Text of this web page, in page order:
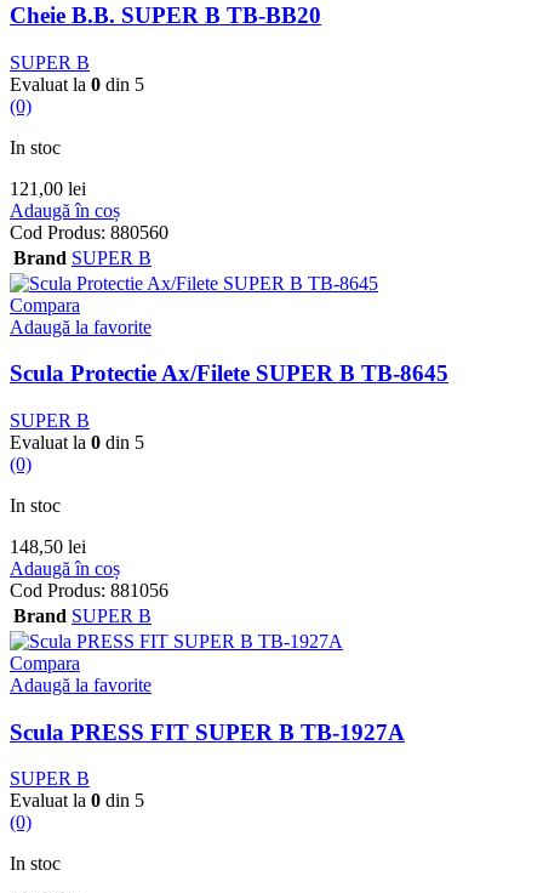
Cheie B.B. SUPER B TB-BB20
SUPER B
Evaluat la 0 din 5
(0)
In stoc
121,00 lei
Adaugă în coș
Cod Produs: 880560
Brand SUPER B
Compara
Adaugă la favorite
Scula Protectie Ax/Filete SUPER B TB-8645
SUPER B
Evaluat la 0 din 5
(0)
In stoc
148,50 lei
Adaugă în coș
Cod Produs: 881056
Brand SUPER B
Compara
Adaugă la favorite
Scula PRESS FIT SUPER B TB-1927A
SUPER B
Evaluat la 0 din 5
(0)
In stoc